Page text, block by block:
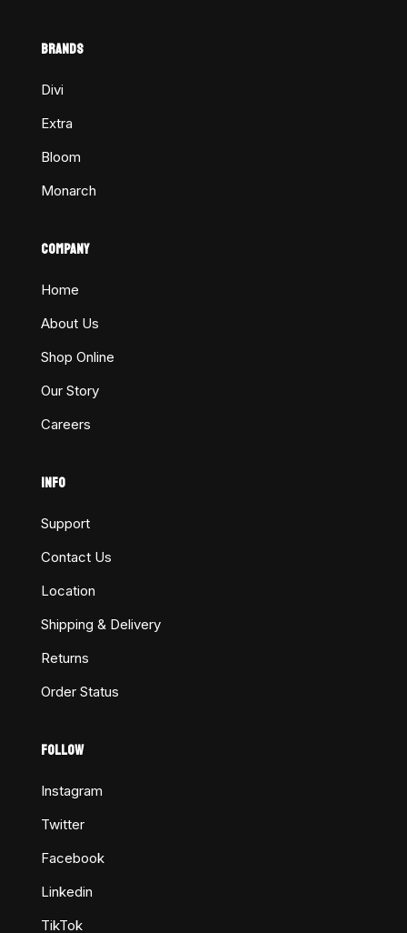
BRANDS
Divi
Extra
Bloom
Monarch
COMPANY
Home
About Us
Shop Online
Our Story
Careers
INFO
Support
Contact Us
Location
Shipping & Delivery
Returns
Order Status
FOLLOW
Instagram
Twitter
Facebook
Linkedin
TikTok